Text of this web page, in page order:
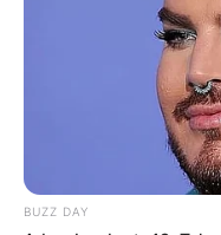
10 Desain Kanopi
Tidur, Serasa
BUZZ DAY